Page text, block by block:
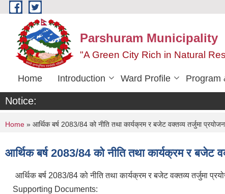
Skip to main content
Parshuram Municipality
"A Green City Rich in Natural
Home Introduction Ward Profile Program
Notice:
You are here
Home » आर्थिक बर्ष 2083/84 को नीति तथा कार्यक्रम र बजेट वक्तव्य तर्जुमा
आर्थिक बर्ष 2083/84 को नीति तथा कार्यक्रम र बजेट
आर्थिक बर्ष 2083/84 को नीति तथा कार्यक्रम र बजेट वक्तव्य तर्जुमा
Supporting Documents: